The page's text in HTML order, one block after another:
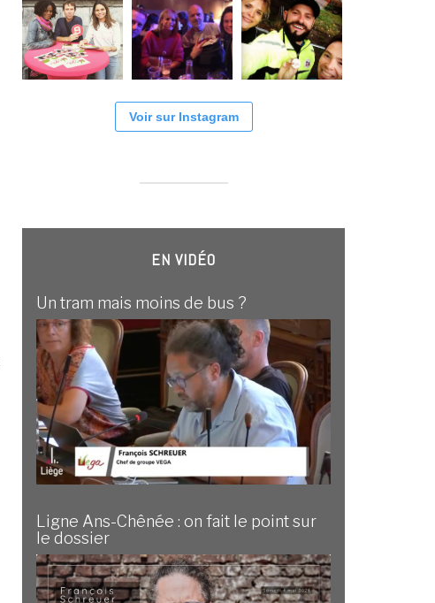
Voir sur Instagram
EN VIDÉO
Un tram mais moins de bus ?
Ligne Ans-Chênée : on fait le point sur
le dossier